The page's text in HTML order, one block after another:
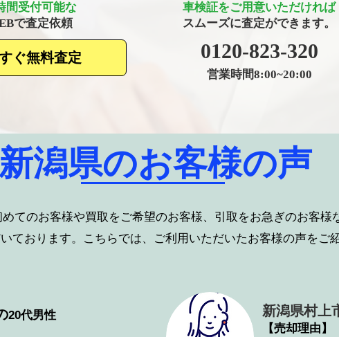
間受付可能な
で査定依頼
車検証をご用意いただければ
​スムーズに査定ができます。
ぐ無料査定 ​0120-823-320
営業時間8:00~20:00
潟県のお客様の声
てのお客様や買取をご希望のお客様、引取をお急ぎのお客様
ております。こちらでは、ご利用いただいたお客様の声をご
20代男性 新潟県村上
【売却理由】